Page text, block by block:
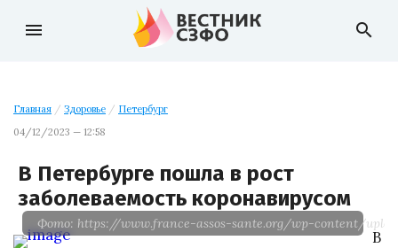
menu search
Главная / Здоровье / Петербург
04/12/2023 — 12:58
В Петербурге пошла в рост
заболеваемость коронавирусом
Фото: https://www.france-assos-sante.org/wp-content/
В